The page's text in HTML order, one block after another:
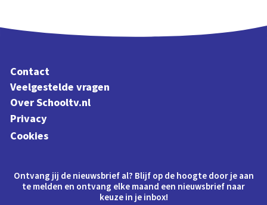
Contact
Veelgestelde vragen
Over Schooltv.nl
Privacy
Cookies
Ontvang jij de nieuwsbrief al? Blijf op de hoogte door je aan
te melden en ontvang elke maand een nieuwsbrief naar
keuze in je inbox!